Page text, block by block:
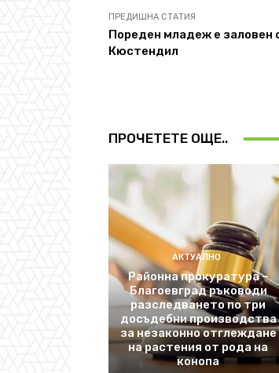
ПРЕДИШНА СТАТИЯ
Пореден младеж е заловен
Кюстендил
ПРОЧЕТЕТЕ ОЩЕ..
АКТУАЛНО
Районна прокуратура –
Благоевград ръководи
разследването по три
досъдебни производства
за незаконно отглеждане
на растения от рода на
конопа